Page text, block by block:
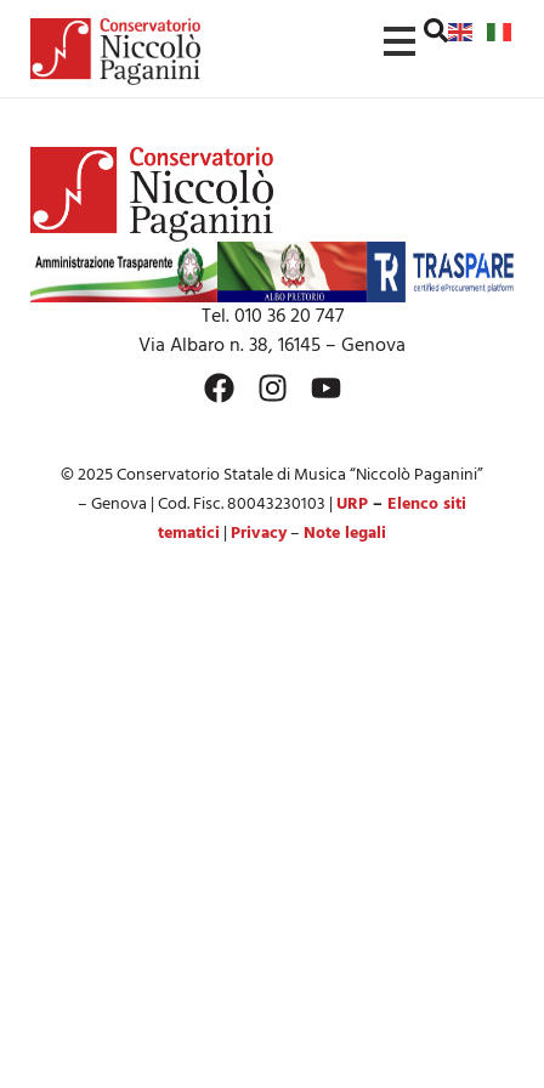
contenuto
Tel. 010 36 20 747
Via Albaro n. 38, 16145 – Genova
© 2025 Conservatorio Statale di Musica “Niccolò Paganini”
– Genova | Cod. Fisc. 80043230103 |URP– Elenco siti
tematici | Privacy– Note legali